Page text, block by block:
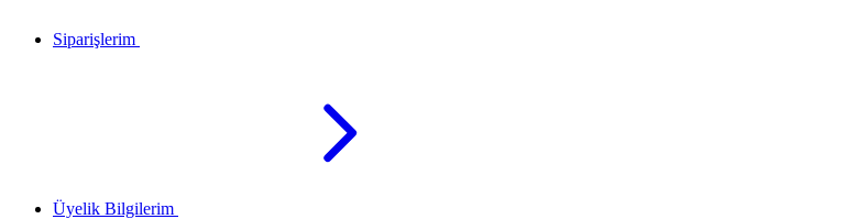
Siparişlerim
Üyelik Bilgilerim